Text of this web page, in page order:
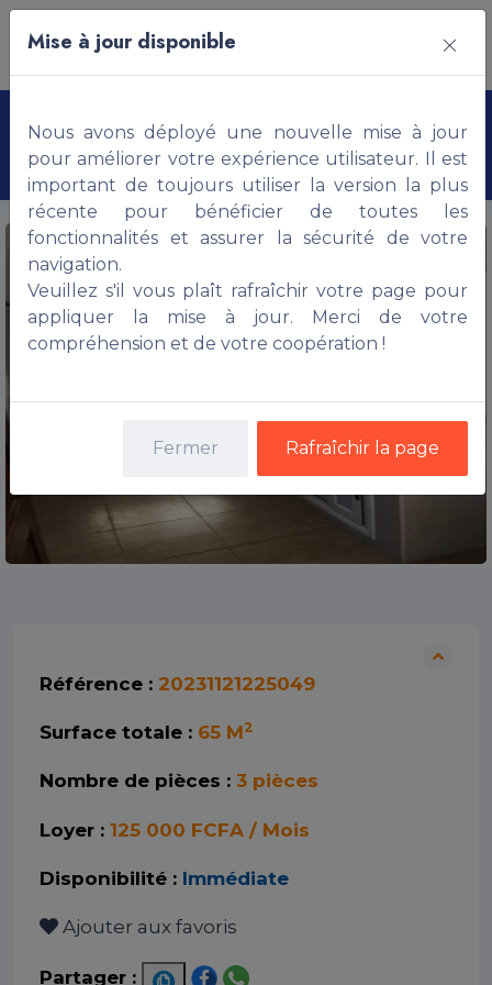
Appartement non meublé,
ABOMEY-CALAVI
Référence : 20231121225049
Surface totale : 65 M2
Nombre de pièces : 3 pièces
Loyer : 125 000 FCFA / Mois
Disponibilité : Immédiate
Ajouter aux favoris
Partager :
Mise à jour disponible
Nous avons déployé une nouvelle mise à jour
pour améliorer votre expérience utilisateur. Il est
important de toujours utiliser la version la plus
récente pour bénéficier de toutes les
fonctionnalités et assurer la sécurité de votre
navigation.
Veuillez s'il vous plaît rafraîchir votre page pour
appliquer la mise à jour. Merci de votre
compréhension et de votre coopération !
Fermer Rafraîchir la page